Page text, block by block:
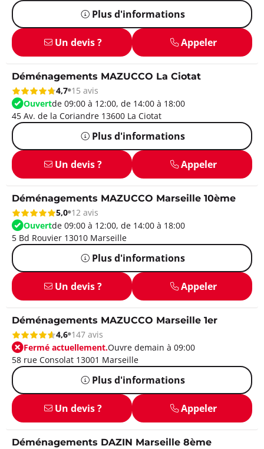
Plus d'informations
Un devis ? Appeler
Déménagements MAZUCCO La Ciotat
4,7 15 avis
Ouvertde 09:00 à 12:00, de 14:00 à 18:00
45 Av. de la Coriandre 13600 La Ciotat
Plus d'informations
Un devis ? Appeler
Déménagements MAZUCCO Marseille 10ème
5,0 12 avis
Ouvertde 09:00 à 12:00, de 14:00 à 18:00
5 Bd Rouvier 13010 Marseille
Plus d'informations
Un devis ? Appeler
Déménagements MAZUCCO Marseille 1er
4,6 147 avis
Fermé actuellement.Ouvre demain à 09:00
58 rue Consolat 13001 Marseille
Plus d'informations
Un devis ? Appeler
Déménagements DAZIN Marseille 8ème